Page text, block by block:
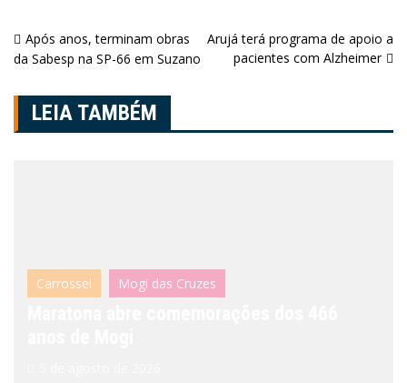
Navegação
Post
Após anos, terminam obras
da Sabesp na SP-66 em Suzano
Arujá terá programa de apoio a
pacientes com Alzheimer
LEIA TAMBÉM
Carrossel Mogi das Cruzes